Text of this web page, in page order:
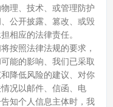
理、技术、或管理防护
公开披露、篡改、或毁
相应的法律责任。
按照法律法规的要求，
能的影响、我们已采取
降低风险的建议、对你
况以邮件、信函、电
知个人信息主体时，我